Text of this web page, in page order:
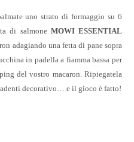
uno strato di formaggio su 6
di salmone MOWI ESSENTIAL
adagiando una fetta di pane sopra
in padella a fiamma bassa per
del vostro macaron. Ripiegatela
decorativo… e il gioco è fatto!